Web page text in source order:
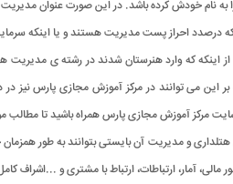
به نام خودش کرده باشد. در این صورت عنوان
درصدد احراز پست مدیریت هستند و یا اینکه
از اینکه که وارد هنرستان شدند در رشته ی
این می توانند در مرکز آموزش مجازی پارس نیز
مرکز آموزش مجازی پارس همراه باشید تا مطالب
و مدیریت آن بایستی بتوانند به طور همزمان
مالی، آمار، ارتباطات، ارتباط با مشتری و ...اشراف